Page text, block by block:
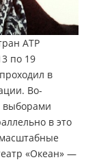
АТР
по 19
в
Во-
выборами
в это
«Океан» —